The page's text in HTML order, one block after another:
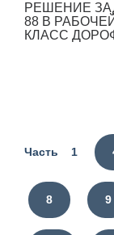
РЕШЕНИЕ
88 В
КЛАСС
Часть 1
8 9